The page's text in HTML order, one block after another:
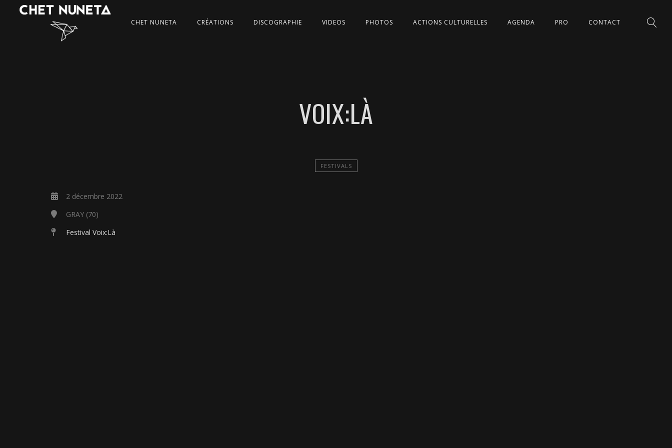
CHET NUNETA CRÉATIONS DISCOGRAPHIE VIDEOS PHOTOS ACTIONS CULTURELLES AGENDA PRO CONTACT
VOIX:LÀ
FESTIVALS
2 décembre 2022
GRAY (70)
Festival Voix:Là